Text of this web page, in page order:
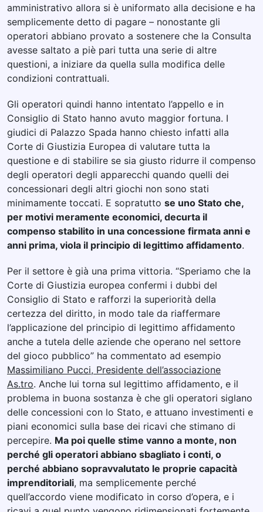
amministrativo allora si è uniformato alla decisione e ha
semplicemente detto di pagare – nonostante gli
operatori abbiano provato a sostenere che la Consulta
avesse saltato a piè pari tutta una serie di altre
questioni, a iniziare da quella sulla modifica delle
condizioni contrattuali.
Gli operatori quindi hanno intentato l’appello e in
Consiglio di Stato hanno avuto maggior fortuna. I
giudici di Palazzo Spada hanno chiesto infatti alla
Corte di Giustizia Europea di valutare tutta la
questione e di stabilire se sia giusto ridurre il compenso
degli operatori degli apparecchi quando quelli dei
concessionari degli altri giochi non sono stati
minimamente toccati. E sopratutto se uno Stato che,
per motivi meramente economici, decurta il
compenso stabilito in una concessione firmata anni e
anni prima, viola il principio di legittimo affidamento.
Per il settore è già una prima vittoria. “Speriamo che la
Corte di Giustizia europea confermi i dubbi del
Consiglio di Stato e rafforzi la superiorità della
certezza del diritto, in modo tale da riaffermare
l’applicazione del principio di legittimo affidamento
anche a tutela delle aziende che operano nel settore
del gioco pubblico” ha commentato ad esempio
Massimiliano Pucci, Presidente dell’associazione
As.tro. Anche lui torna sul legittimo affidamento, e il
problema in buona sostanza è che gli operatori siglano
delle concessioni con lo Stato, e attuano investimenti e
piani economici sulla base dei ricavi che stimano di
percepire. Ma poi quelle stime vanno a monte, non
perché gli operatori abbiano sbagliato i conti, o
perché abbiano sopravvalutato le proprie capacità
imprenditoriali, ma semplicemente perché
quell’accordo viene modificato in corso d’opera, e i